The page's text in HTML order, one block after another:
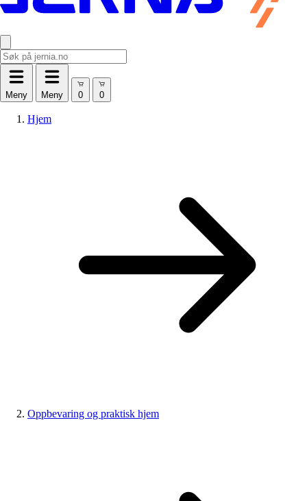
Meny Meny
Hjem
Oppbevaring og praktisk hjem